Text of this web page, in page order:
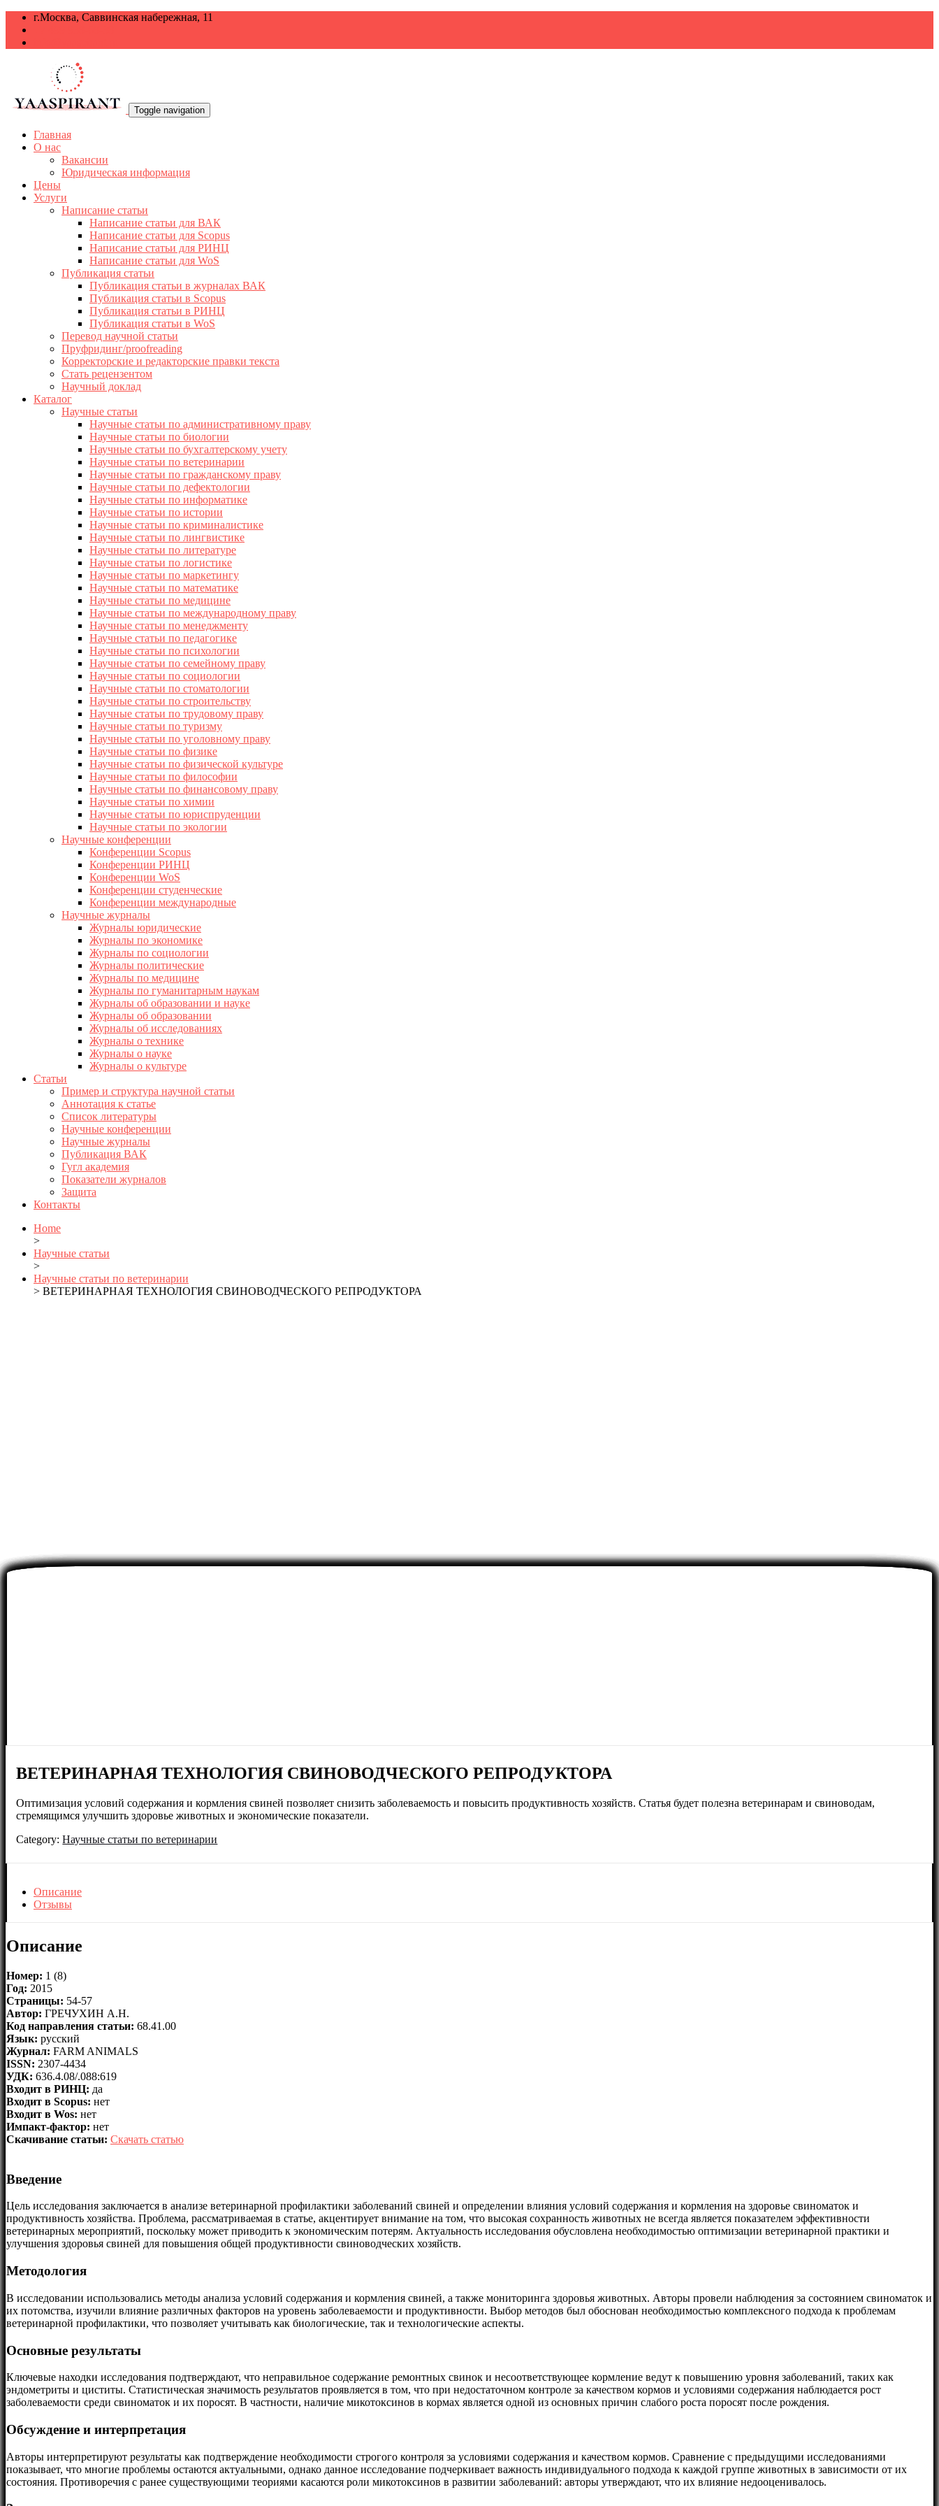
г.Москва, Саввинская набережная, 11
Toggle navigation
Главная
О нас
Вакансии
Юридическая информация
Цены
Услуги
Написание статьи
Написание статьи для ВАК
Написание статьи для Scopus
Написание статьи для РИНЦ
Написание статьи для WoS
Публикация статьи
Публикация статьи в журналах ВАК
Публикация статьи в Scopus
Публикация статьи в РИНЦ
Публикация статьи в WoS
Перевод научной статьи
Пруфридинг/proofreading
Корректорские и редакторские правки текста
Стать рецензентом
Научный доклад
Каталог
Научные статьи
Научные статьи по административному праву
Научные статьи по биологии
Научные статьи по бухгалтерскому учету
Научные статьи по ветеринарии
Научные статьи по гражданскому праву
Научные статьи по дефектологии
Научные статьи по информатике
Научные статьи по истории
Научные статьи по криминалистике
Научные статьи по лингвистике
Научные статьи по литературе
Научные статьи по логистике
Научные статьи по маркетингу
Научные статьи по математике
Научные статьи по медицине
Научные статьи по международному праву
Научные статьи по менеджменту
Научные статьи по педагогике
Научные статьи по психологии
Научные статьи по семейному праву
Научные статьи по социологии
Научные статьи по стоматологии
Научные статьи по строительству
Научные статьи по трудовому праву
Научные статьи по туризму
Научные статьи по уголовному праву
Научные статьи по физике
Научные статьи по физической культуре
Научные статьи по философии
Научные статьи по финансовому праву
Научные статьи по химии
Научные статьи по юриспруденции
Научные статьи по экологии
Научные конференции
Конференции Scopus
Конференции РИНЦ
Конференции WoS
Конференции студенческие
Конференции международные
Научные журналы
Журналы юридические
Журналы по экономике
Журналы по социологии
Журналы политические
Журналы по медицине
Журналы по гуманитарным наукам
Журналы об образовании и науке
Журналы об образовании
Журналы об исследованиях
Журналы о технике
Журналы о науке
Журналы о культуре
Статьи
Пример и структура научной статьи
Аннотация к статье
Список литературы
Научные конференции
Научные журналы
Публикация ВАК
Гугл академия
Показатели журналов
Защита
Контакты
Home
>
Научные статьи
>
Научные статьи по ветеринарии
> ВЕТЕРИНАРНАЯ ТЕХНОЛОГИЯ СВИНОВОДЧЕСКОГО РЕПРОДУКТОРА
ВЕТЕРИНАРНАЯ ТЕХНОЛОГИЯ СВИНОВОДЧЕСКОГО РЕПРОДУКТОРА
Оптимизация условий содержания и кормления свиней позволяет снизить заболеваемость и повысить продуктивность хозяйств. Статья будет полезна ветеринарам и свиноводам,
стремящимся улучшить здоровье животных и экономические показатели.
Category:Научные статьи по ветеринарии
Описание
Отзывы
Описание
Номер: 1 (8)
Год: 2015
Страницы: 54-57
Автор: ГРЕЧУХИН А.Н.
Код направления статьи: 68.41.00
Язык: русский
Журнал: FARM ANIMALS
ISSN: 2307-4434
УДК: 636.4.08/.088:619
Входит в РИНЦ: да
Входит в Scopus: нет
Входит в Wos: нет
Импакт-фактор: нет
Скачивание статьи: Скачать статью
Введение
Цель исследования заключается в анализе ветеринарной профилактики заболеваний свиней и определении влияния условий содержания и кормления на здоровье свиноматок и
продуктивность хозяйства. Проблема, рассматриваемая в статье, акцентирует внимание на том, что высокая сохранность животных не всегда является показателем эффективности
ветеринарных мероприятий, поскольку может приводить к экономическим потерям. Актуальность исследования обусловлена необходимостью оптимизации ветеринарной практики и
улучшения здоровья свиней для повышения общей продуктивности свиноводческих хозяйств.
Методология
В исследовании использовались методы анализа условий содержания и кормления свиней, а также мониторинга здоровья животных. Авторы провели наблюдения за состоянием свиноматок и
их потомства, изучили влияние различных факторов на уровень заболеваемости и продуктивности. Выбор методов был обоснован необходимостью комплексного подхода к проблемам
ветеринарной профилактики, что позволяет учитывать как биологические, так и технологические аспекты.
Основные результаты
Ключевые находки исследования подтверждают, что неправильное содержание ремонтных свинок и несоответствующее кормление ведут к повышению уровня заболеваний, таких как
эндометриты и циститы. Статистическая значимость результатов проявляется в том, что при недостаточном контроле за качеством кормов и условиями содержания наблюдается рост
заболеваемости среди свиноматок и их поросят. В частности, наличие микотоксинов в кормах является одной из основных причин слабого роста поросят после рождения.
Обсуждение и интерпретация
Авторы интерпретируют результаты как подтверждение необходимости строгого контроля за условиями содержания и качеством кормов. Сравнение с предыдущими исследованиями
показывает, что многие проблемы остаются актуальными, однако данное исследование подчеркивает важность индивидуального подхода к каждой группе животных в зависимости от их
состояния. Противоречия с ранее существующими теориями касаются роли микотоксинов в развитии заболеваний: авторы утверждают, что их влияние недооценивалось.